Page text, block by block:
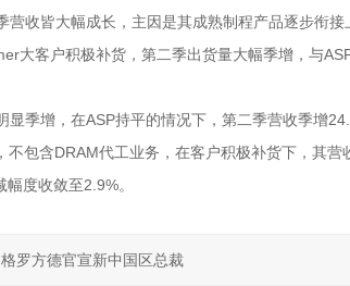
营收皆大幅成长，主因是其成熟制程产品逐步衔
大客户积极补货，第二季出货量大幅季增，与
显季增，在ASP持平的情况下，第二季营收季增
包含DRAM代工业务，在客户积极补货下，其
度收敛至2.9%。
罗方德官宣新中国区总裁